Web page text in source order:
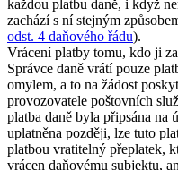
každou platbu daně, i když
zachází s ní stejným
odst. 4 daňového řádu).
Vrácení platby tomu, kdo ji
Správce daně vrátí pouze
omylem, a to na žádost
provozovatele poštovních
platba daně byla připsána na
uplatněna později, lze tuto
platbou vratitelný přeplatek,
vrácen daňovému subjektu,